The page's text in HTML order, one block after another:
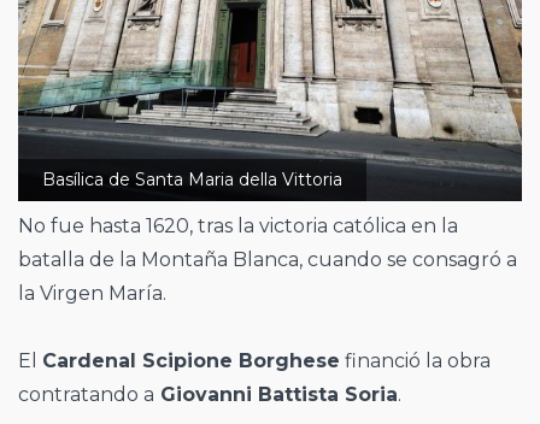
Basílica de Santa Maria della Vittoria
No fue hasta 1620, tras la victoria católica en la
batalla de la Montaña Blanca, cuando se consagró a
la Virgen María.
El Cardenal Scipione Borghese financió la obra
contratando a Giovanni Battista Soria.